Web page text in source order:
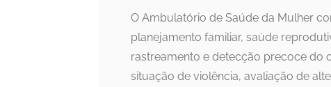
O Ambulatório de Saúde da Mulher
planejamento familiar, saúde
rastreamento e detecção precoce do
situação de violência, avaliação de